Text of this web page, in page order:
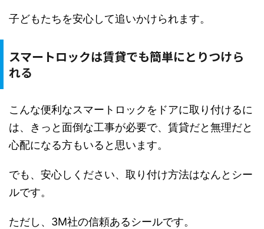
子どもたちを安心して追いかけられます。
スマートロックは賃貸でも簡単にとりつけら
れる
こんな便利なスマートロックをドアに取り付けるに
は、きっと面倒な工事が必要で、賃貸だと無理だと
心配になる方もいると思います。
でも、安心しください、取り付け方法はなんとシー
ルです。
ただし、3M社の信頼あるシールです。